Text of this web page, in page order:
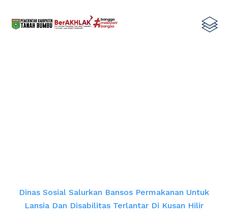
Dinas Sosial Salurkan Bansos Permakanan Untuk
Lansia Dan Disabilitas Terlantar Di Kusan Hilir